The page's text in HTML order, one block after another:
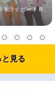
キラ☆ビートＲ
と見る